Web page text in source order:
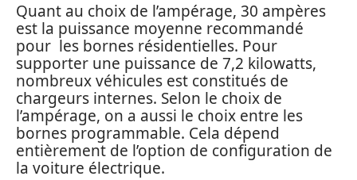
Quant au choix de l’ampérage, 30 ampères
est la puissance moyenne recommandé
pour les bornes résidentielles. Pour
supporter une puissance de 7,2 kilowatts,
nombreux véhicules est constitués de
chargeurs internes. Selon le choix de
l’ampérage, on a aussi le choix entre les
bornes programmable. Cela dépend
entièrement de l’option de configuration de
la voiture électrique.